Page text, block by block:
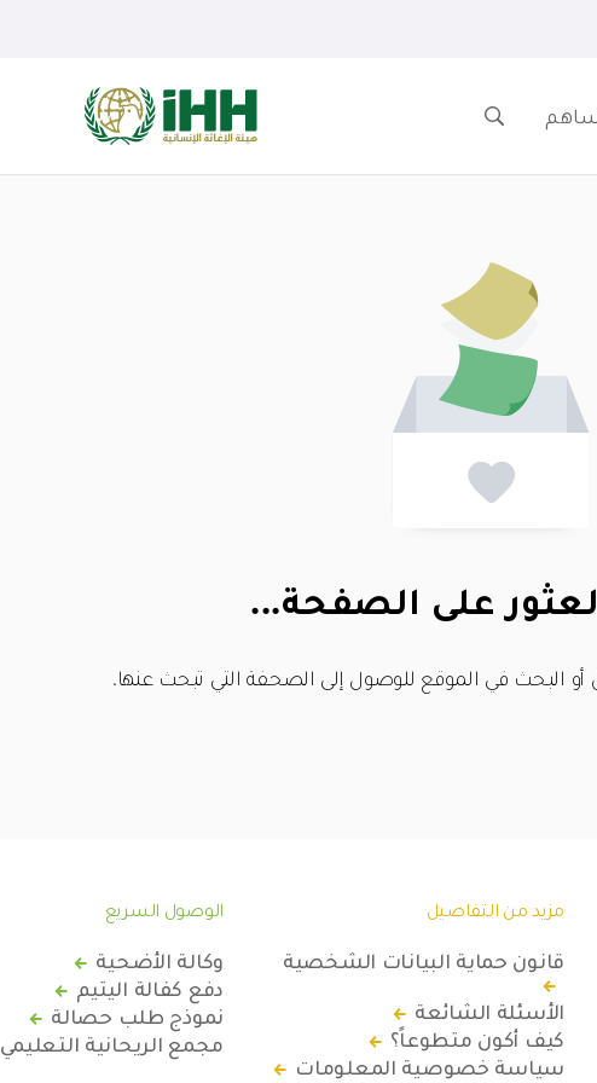
على الصفحة...
البحث في الموقع للوصول إلى الصحفة التي تبحث عنها.
مزيد من التفاصيل
قانون حماية البيانات الشخصية
الأسئلة الشائعة
كيف أكون متطوعاً؟
سياسة خصوصية المعلومات
الوصول السريع
وكالة الأضحية
دفع كفالة اليتيم
نموذج طلب حصالة
مجمع الريحانية التعليمي